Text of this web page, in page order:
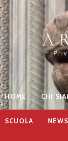
HOME CHI
SCUOLA NEWS